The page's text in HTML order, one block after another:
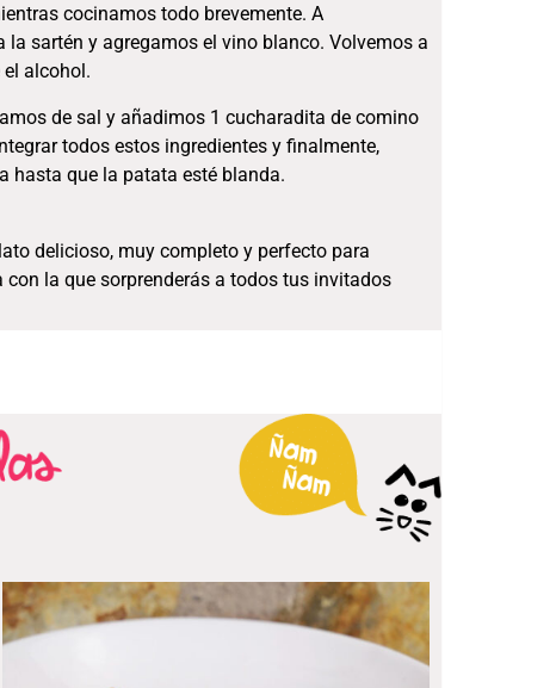
cocinamos todo brevemente. A
sartén y agregamos el vino blanco. Volvemos a
alcohol.
de sal y añadimos 1 cucharadita de comino
todos estos ingredientes y finalmente,
hasta que la patata esté blanda.
delicioso, muy completo y perfecto para
con la que sorprenderás a todos tus invitados